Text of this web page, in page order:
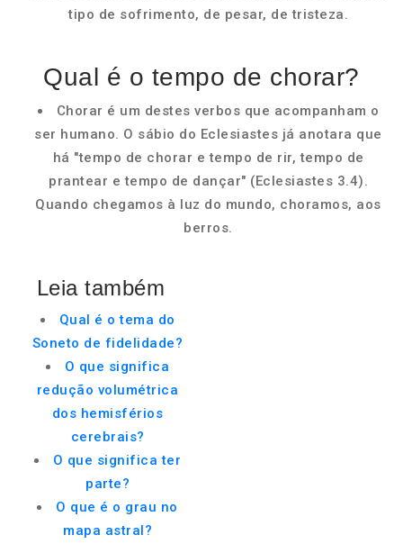
tipo de sofrimento, de pesar, de tristeza.
Qual é o tempo de chorar?
Chorar é um destes verbos que acompanham o
ser humano. O sábio do Eclesiastes já anotara que
há "tempo de chorar e tempo de rir, tempo de
prantear e tempo de dançar" (Eclesiastes 3.4).
Quando chegamos à luz do mundo, choramos, aos
berros.
Leia também
Qual é o tema do
Soneto de fidelidade?
O que significa
redução volumétrica
dos hemisférios
cerebrais?
O que significa ter
parte?
O que é o grau no
mapa astral?